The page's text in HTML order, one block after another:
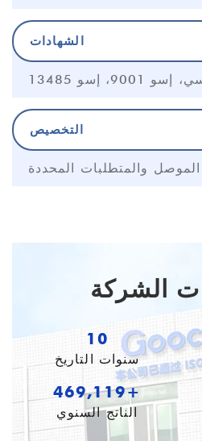
الشهادات
إسو 13485
التخصيص
والمتطلبات المحددة
الشركة
10
سنوات التاريخ
621,050+
الناتج السنوي